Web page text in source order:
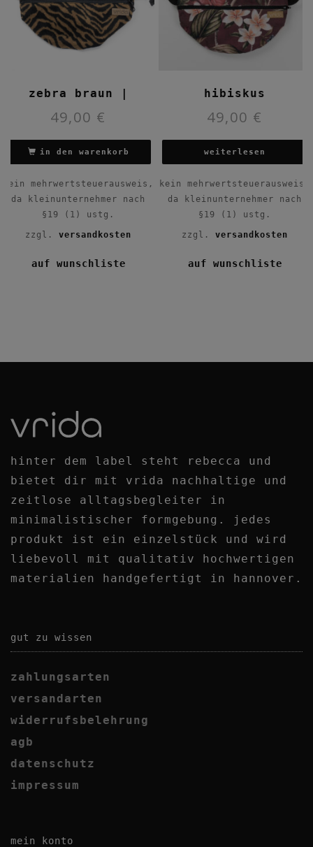
zebra braun |
49,00 €
in den warenkorb
kein mehrwertsteuerausweis,
da kleinunternehmer nach
§19 (1) ustg.
zzgl. versandkosten
auf wunschliste
hibiskus
49,00 €
weiterlesen
kein mehrwertsteuerausweis,
da kleinunternehmer nach
§19 (1) ustg.
zzgl. versandkosten
auf wunschliste
hinter dem label steht rebecca und
bietet dir mit vrida nachhaltige und
zeitlose alltagsbegleiter in
minimalistischer formgebung. jedes
produkt ist ein einzelstück und wird
liebevoll mit qualitativ
hochwertigen
materialien handgefertigt in hannover.
gut zu wissen
zahlungsarten
versandarten
widerrufsbelehrung
agb
datenschutz
impressum
mein konto